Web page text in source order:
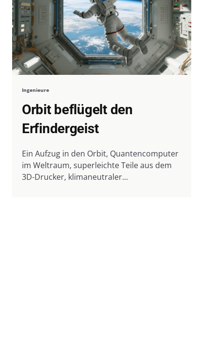
Ingenieure
Orbit beflügelt den
Erfindergeist
Ein Aufzug in den Orbit, Quantencomputer
im Weltraum, superleichte Teile aus dem
3D-Drucker, klimaneutraler...